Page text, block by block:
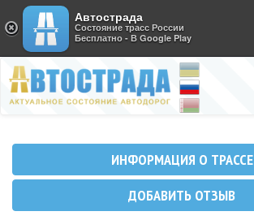
Автострада
Состояние трасс России
Бесплатно - В Google Play
ИНФОРМАЦИЯ О ТРАССЕ
ДОБАВИТЬ ОТЗЫВ